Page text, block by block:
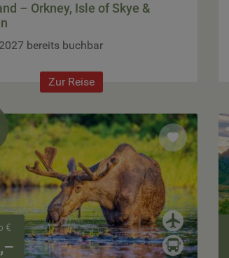
– Orkney, Isle of Skye &
bereits buchbar
Zur Reise
€